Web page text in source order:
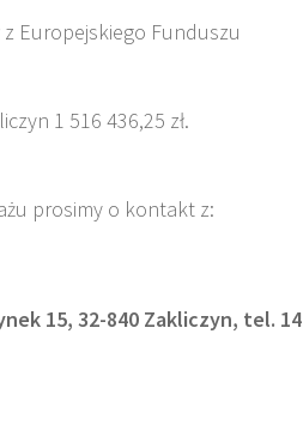
z Europejskiego Funduszu
1 516 436,25 zł.
prosimy o kontakt z:
15, 32-840 Zakliczyn, tel. 14